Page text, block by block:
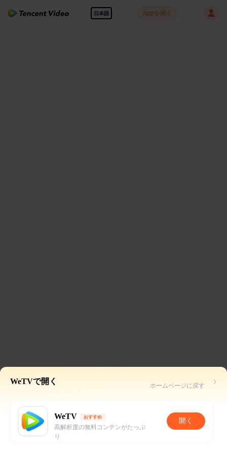
日本語 Appを開く
WeTVで開く ホームページに戻す
WeTV おすすめ
高解析度の無料コンテンがたっぷ
り
開く